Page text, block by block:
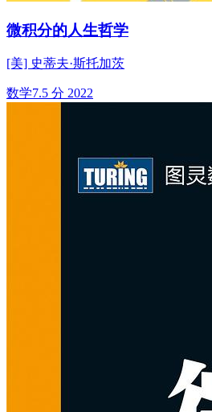
微积分的人生哲学
[美] 史蒂夫·斯托加茨
数学7.5 分 2022